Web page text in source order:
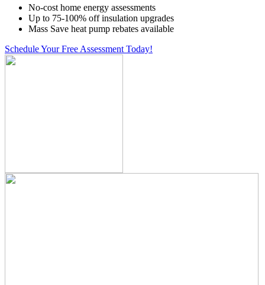
No-cost home energy assessments
Up to 75-100% off insulation upgrades
Mass Save heat pump rebates available
Schedule Your Free Assessment Today!